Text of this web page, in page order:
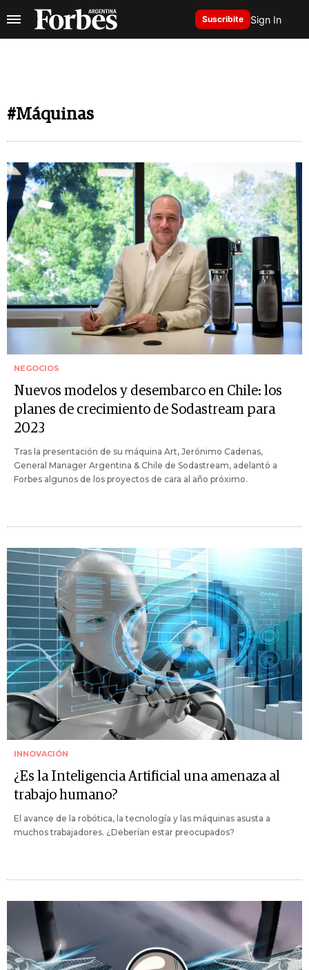
Suscribite Sign In
#Máquinas
NEGOCIOS
Nuevos modelos y desembarco en Chile: los
planes de crecimiento de Sodastream para
2023
Tras la presentación de su máquina Art, Jerónimo Cadenas,
General Manager Argentina & Chile de Sodastream, adelantó a
Forbes algunos de los proyectos de cara al año próximo.
INNOVACIÓN
¿Es la Inteligencia Artificial una amenaza al
trabajo humano?
El avance de la robótica, la tecnología y las máquinas asusta a
muchos trabajadores. ¿Deberían estar preocupados?